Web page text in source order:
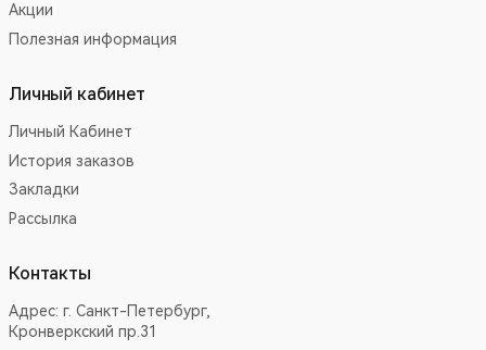
Акции
Полезная информация
Личный кабинет
Личный Кабинет
История заказов
Закладки
Рассылка
Контакты
Адрес: г. Санкт-Петербург,
Кронверкский пр.31